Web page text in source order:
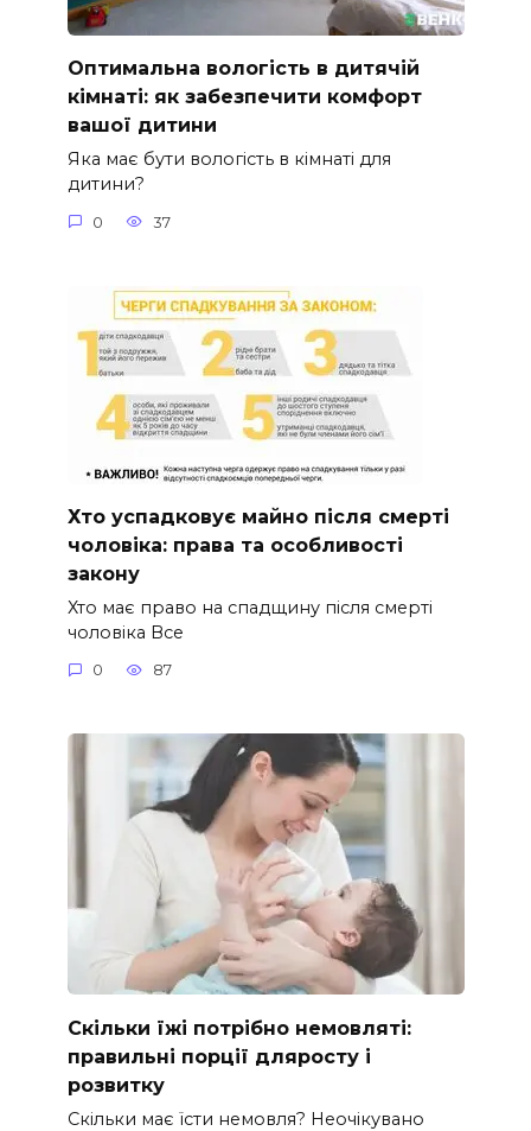
Оптимальна вологість в дитячій
кімнаті: як забезпечити комфорт
вашої дитини
Яка має бути вологість в кімнаті для
дитини?
0 37
Хто успадковує майно після смерті
чоловіка: права та особливості
закону
Хто має право на спадщину після смерті
чоловіка Все
0 87
Скільки їжі потрібно немовляті:
правильні порції дляросту і
розвитку
Скільки має їсти немовля? Неочікувано